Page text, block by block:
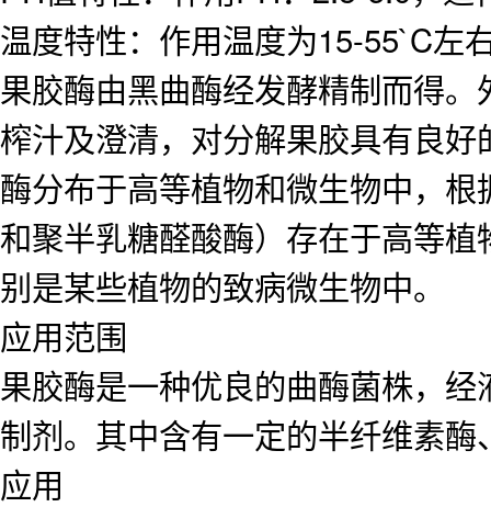
温度特性：作用温度为15-55`C左
果胶酶由黑曲酶经发酵精制而得
榨汁及澄清，对分解果胶具有良
酶分布于高等植物和微生物中，
和聚半乳糖醛酸酶）存在于高等
别是某些植物的致病微生物中。
应用范围
果胶酶是一种优良的曲酶菌株，
制剂。其中含有一定的半纤维素
应用